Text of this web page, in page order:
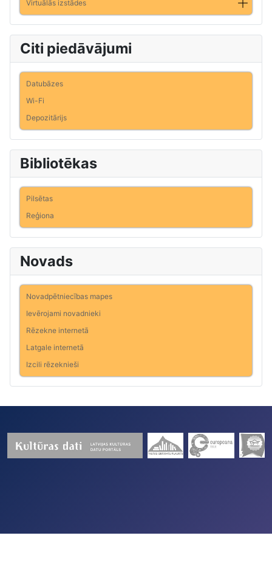
Virtuālās izstādes
Citi piedāvājumi
Datubāzes
Wi-Fi
Depozitārijs
Bibliotēkas
Pilsētas
Reģiona
Novads
Novadpētniecības mapes
Ievērojami novadnieki
Rēzekne internetā
Latgale internetā
Izcili rēzeknieši